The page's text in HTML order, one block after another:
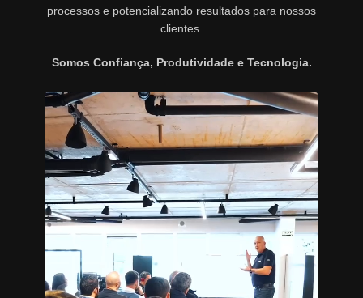
processos e potencializando resultados para nossos
clientes.
Somos Confiança, Produtividade e Tecnologia.